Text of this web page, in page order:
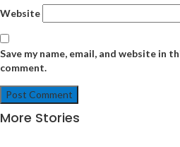
Website
Save my name, email, and website in
comment.
More Stories